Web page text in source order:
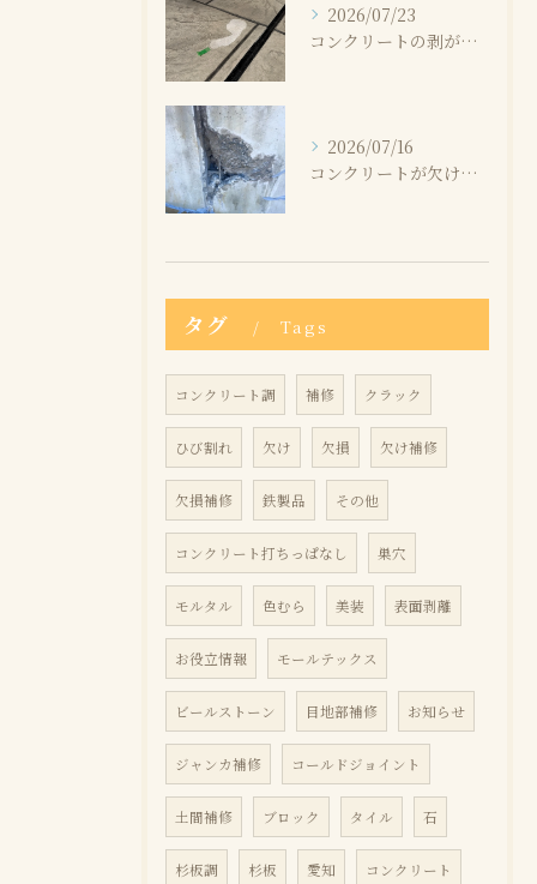
2026/07/23
コンクリートの剥がれはなぜ起こる？原因と補修方法を解説
2026/07/16
コンクリートが欠けたけど大丈夫？補修が必要なケースとは
タグ Tags
コンクリート調 補修 クラック
ひび割れ 欠け 欠損 欠け補修
欠損補修 鉄製品 その他
コンクリート打ちっぱなし 巣穴
モルタル 色むら 美装 表面剥離
お役立情報 モールテックス
ビールストーン 目地部補修 お知らせ
ジャンカ補修 コールドジョイント
土間補修 ブロック タイル 石
杉板調 杉板 愛知 コンクリート